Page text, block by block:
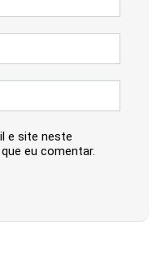
e site neste
eu comentar.